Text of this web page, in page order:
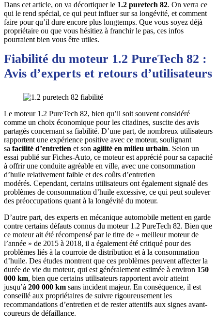
Dans cet article, on va décortiquer le 1.2 puretech 82. On verra ce
qui le rend spécial, ce qui peut influer sur sa longévité, et comment
faire pour qu’il dure encore plus longtemps. Que vous soyez déjà
propriétaire ou que vous hésitiez à franchir le pas, ces infos
pourraient bien vous être utiles.
Fiabilité du moteur 1.2 PureTech 82 :
Avis d’experts et retours d’utilisateurs
Le moteur 1.2 PureTech 82, bien qu’il soit souvent considéré
comme un choix économique pour les citadines, suscite des avis
partagés concernant sa fiabilité. D’une part, de nombreux utilisateurs
rapportent une expérience positive avec ce moteur, soulignant
sa facilité d’entretien et son agilité en milieu urbain. Selon un
essai publié sur Fiches-Auto, ce moteur est apprécié pour sa capacité
à offrir une conduite agréable en ville, avec une consommation
d’huile relativement faible et des coûts d’entretien
modérés. Cependant, certains utilisateurs ont également signalé des
problèmes de consommation d’huile excessive, ce qui peut soulever
des préoccupations quant à la longévité du moteur.
D’autre part, des experts en mécanique automobile mettent en garde
contre certains défauts connus du moteur 1.2 PureTech 82. Bien que
ce moteur ait été récompensé par le titre de « meilleur moteur de
l’année » de 2015 à 2018, il a également été critiqué pour des
problèmes liés à la courroie de distribution et à la consommation
d’huile. Des études montrent que ces problèmes peuvent affecter la
durée de vie du moteur, qui est généralement estimée à environ 150
000 km, bien que certains utilisateurs rapportent avoir atteint
jusqu’à 200 000 km sans incident majeur. En conséquence, il est
conseillé aux propriétaires de suivre rigoureusement les
recommandations d’entretien et de rester attentifs aux signes avant-
coureurs de défaillance.